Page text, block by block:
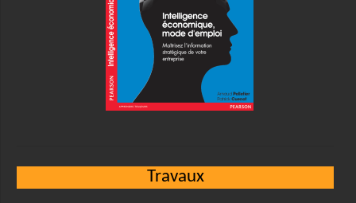
Travaux